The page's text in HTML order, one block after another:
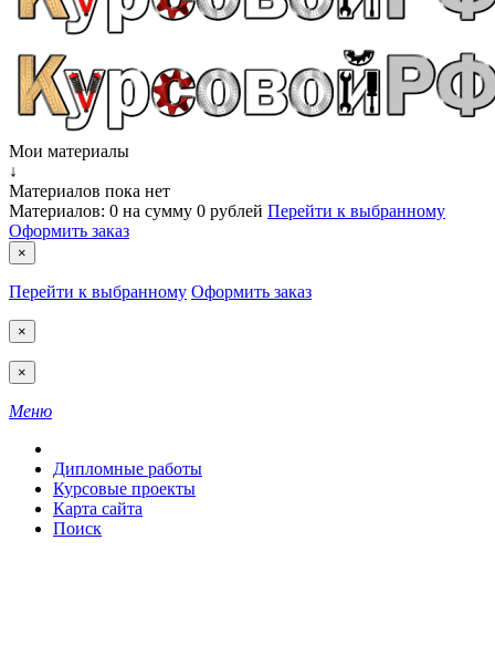
Мои материалы
↓
Материалов пока нет
Материалов: 0 на сумму 0 рублей Перейти к выбранному
Оформить заказ
×
Перейти к выбранному Оформить заказ
×
×
Меню
Дипломные работы
Курсовые проекты
Карта сайта
Поиск